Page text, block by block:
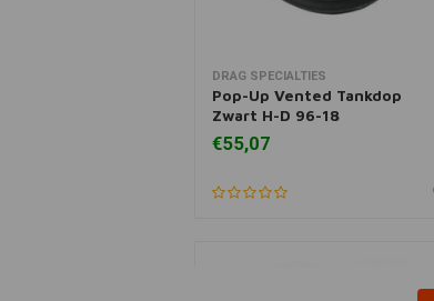
Meer informatie
DRAG SPECIALTIES
Pop-Up Vented Tankdop
Zwart H-D 96-18
€55,07